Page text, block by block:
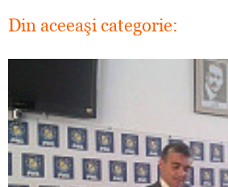
Din aceeaşi categorie: